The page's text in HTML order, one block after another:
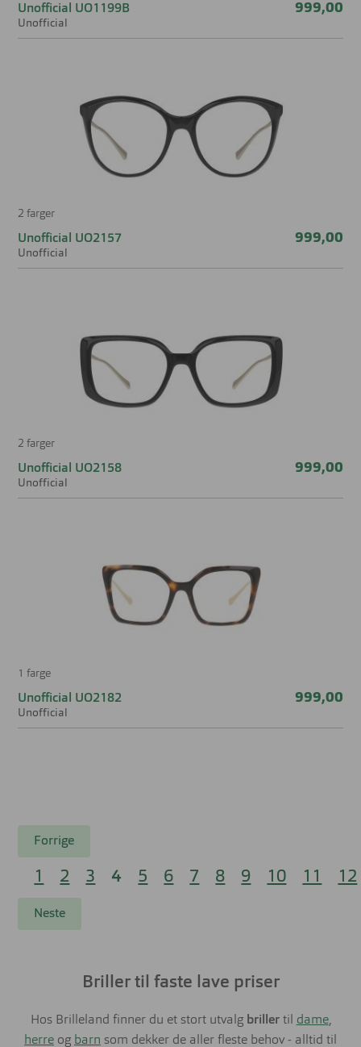
Unofficial UO1199B
Unofficial
999,00
2 farger
Unofficial UO2157
Unofficial
999,00
2 farger
Unofficial UO2158
Unofficial
999,00
1 farge
Unofficial UO2182
Unofficial
999,00
Forrige
1 2 3 4 5 6 7 8 9 10 11 12
Neste
Briller til faste lave priser
Hos Brilleland finner du et stort utvalg brillertil dame,
herre og barn som dekker de aller fleste behov - alltid til